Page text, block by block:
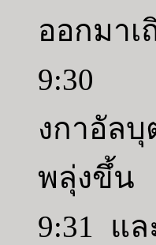
ออกมาเ
9:30 แ
งกาอัล
พลุ่งขึ้น
9:31 แล